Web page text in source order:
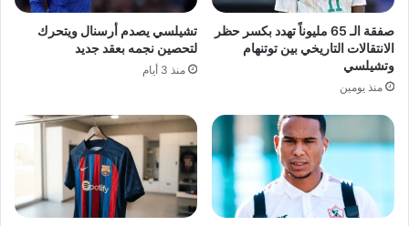
صفقة الـ 65 مليوناً تهدد بكسر حظر
الانتقالات التاريخي بين توتنهام
وتشيلسي
منذ يومين
تشيلسي يصدم أرسنال ويتحرك
لتحصين نجمه بعقد جديد
منذ 3 أيام